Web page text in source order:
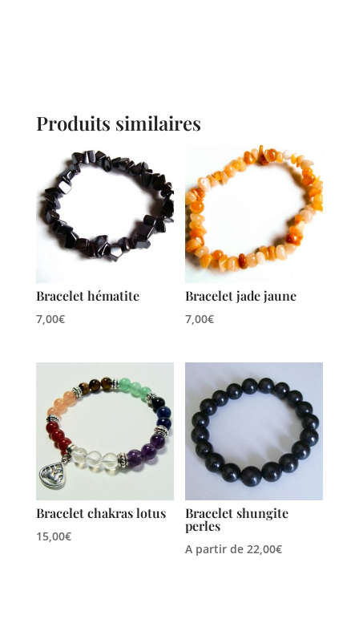
Produits similaires
Bracelet hématite
7,00€
Bracelet jade jaune
7,00€
Bracelet chakras lotus
15,00€
Bracelet shungite
perles
A partir de22,00€